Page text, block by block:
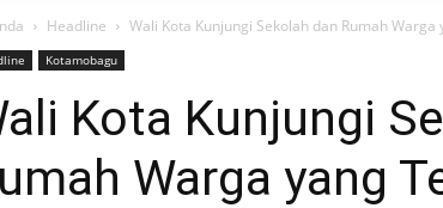
Headline Wali Kota Kunjungi Sekolah dan Rumah
Kotamobagu
Kota Kunjungi
Warga yang